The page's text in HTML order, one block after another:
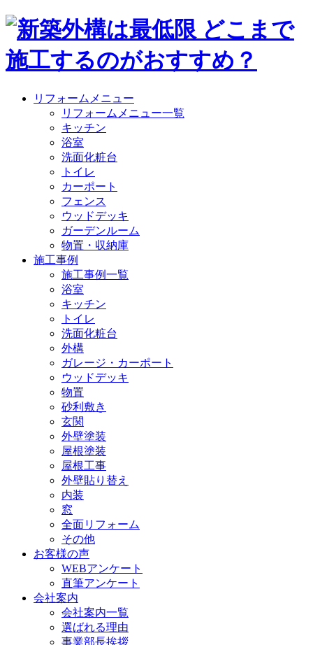
リフォームメニュー
リフォームメニュー一覧
キッチン
浴室
洗面化粧台
トイレ
カーポート
フェンス
ウッドデッキ
ガーデンルーム
物置・収納庫
施工事例
施工事例一覧
浴室
キッチン
トイレ
洗面化粧台
外構
ガレージ・カーポート
ウッドデッキ
物置
砂利敷き
玄関
外壁塗装
屋根塗装
屋根工事
外壁貼り替え
内装
窓
全面リフォーム
その他
お客様の声
WEBアンケート
直筆アンケート
会社案内
会社案内一覧
選ばれる理由
事業部長挨拶